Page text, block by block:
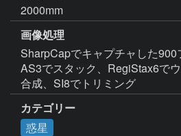
2000mm
画像処理
SharpCapでキャプチャした
AS3でスタック、RegiStax6で
合成、SI8でトリミング
カテゴリー
惑星